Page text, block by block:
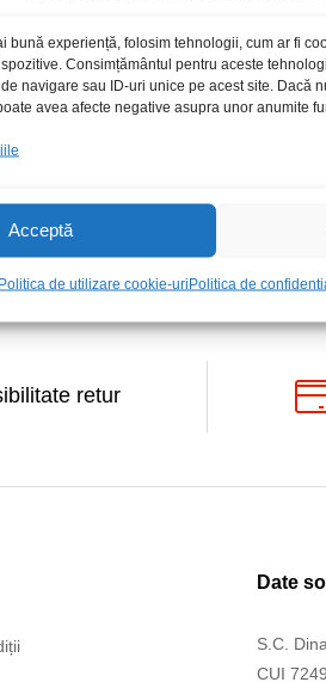
bună experiență, folosim tehnologii, cum ar fi
Consimțământul pentru aceste
navigare sau ID-uri unice pe acest site. Dacă
avea afecte negative asupra unor anumite
Acceptă
Politica de utilizare cookie-uriPolitica de
retur
Date
S.C.
CUI